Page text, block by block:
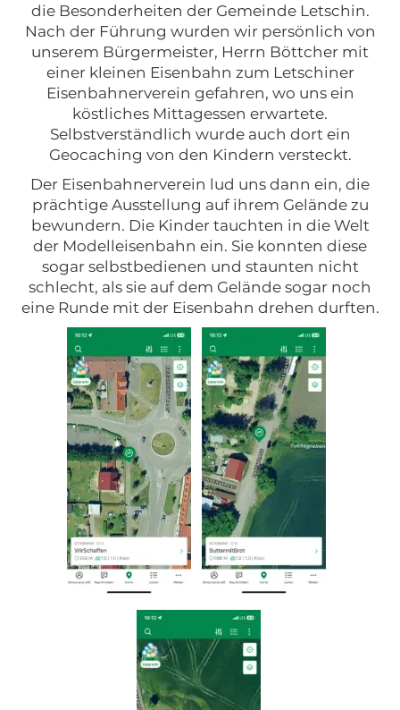
die Besonderheiten der Gemeinde Letschin.
Nach der Führung wurden wir persönlich von
unserem Bürgermeister, Herrn Böttcher mit
einer kleinen Eisenbahn zum Letschiner
Eisenbahnerverein gefahren, wo uns ein
köstliches Mittagessen erwartete.
Selbstverständlich wurde auch dort ein
Geocaching von den Kindern versteckt.
Der Eisenbahnerverein lud uns dann ein, die
prächtige Ausstellung auf ihrem Gelände zu
bewundern. Die Kinder tauchten in die Welt
der Modelleisenbahn ein. Sie konnten diese
sogar selbstbedienen und staunten nicht
schlecht, als sie auf dem Gelände sogar noch
eine Runde mit der Eisenbahn drehen durften.